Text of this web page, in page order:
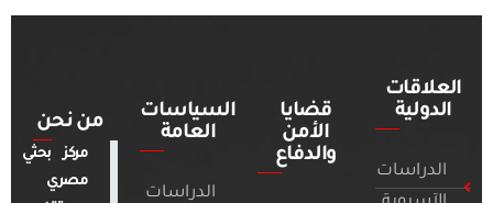
العلاقات
الدولية
الدراسات
قضايا
الأمن
والدفاع
السياسات
العامة
الدراسات
من نحن
مركز بحثي
مصري